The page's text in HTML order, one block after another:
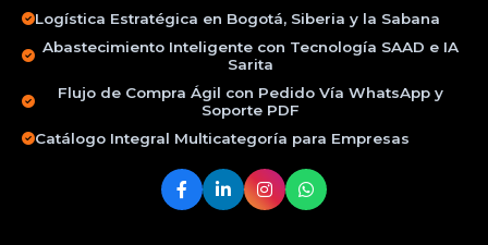
Logística Estratégica en Bogotá, Siberia y la Sabana
Abastecimiento Inteligente con Tecnología SAAD e IA
Sarita
Flujo de Compra Ágil con Pedido Vía WhatsApp y
Soporte PDF
Catálogo Integral Multicategoría para Empresas